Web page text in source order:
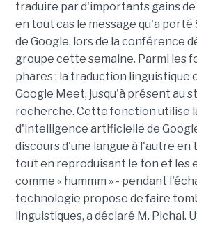
traduire par d'importants gains
en tout cas le message qu'a porté
de Google, lors de la conférence
groupe cette semaine. Parmi les
phares : la traduction linguistique
Google Meet, jusqu'à présent au
recherche. Cette fonction utilise
d'intelligence artificielle de
discours d'une langue à l'autre en
tout en reproduisant le ton et les
comme « hummm » - pendant
technologie propose de faire
linguistiques, a déclaré M. Pichai.